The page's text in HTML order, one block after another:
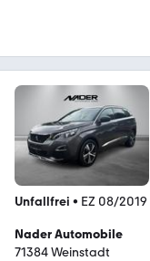
Unfallfrei • EZ 08/2019
Nader Automobile
71384 Weinstadt